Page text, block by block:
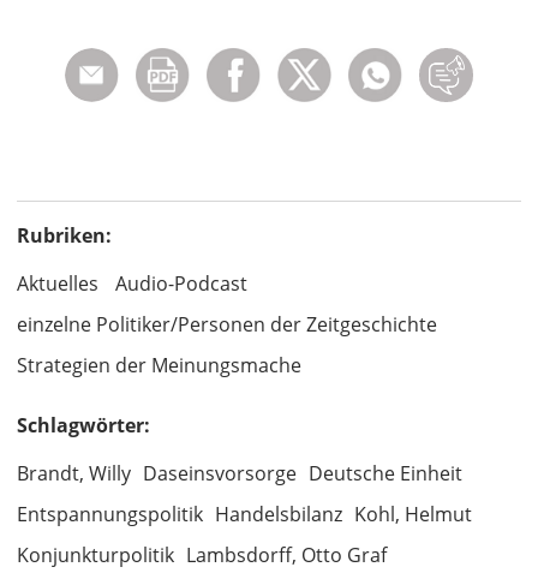
Rubriken:
Aktuelles
Audio-Podcast
einzelne Politiker/Personen der Zeitgeschichte
Strategien der Meinungsmache
Schlagwörter:
Brandt, Willy Daseinsvorsorge Deutsche Einheit
Entspannungspolitik Handelsbilanz Kohl, Helmut
Konjunkturpolitik Lambsdorff, Otto Graf